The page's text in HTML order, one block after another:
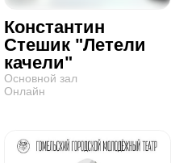
Константин
Стешик "Летели
качели"
Основной зал
Онлайн